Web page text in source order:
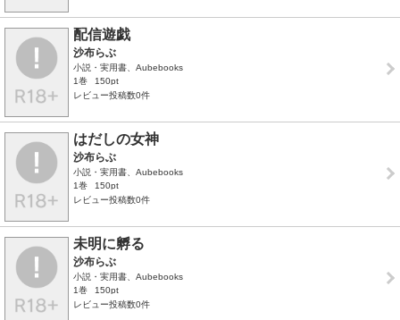
配信遊戯
沙布らぶ
小説・実用書、Aubebooks
1巻
150pt
レビュー投稿数0件
はだしの女神
沙布らぶ
小説・実用書、Aubebooks
1巻
150pt
レビュー投稿数0件
未明に孵る
沙布らぶ
小説・実用書、Aubebooks
1巻
150pt
レビュー投稿数0件